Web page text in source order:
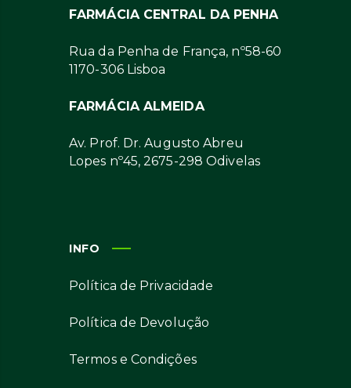
FARMÁCIA CENTRAL DA PENHA
Rua da Penha de França, nº58-60
1170-306 Lisboa
FARMÁCIA ALMEIDA
Av. Prof. Dr. Augusto Abreu
Lopes nº45, 2675-298 Odivelas
INFO
Política de Privacidade
Política de Devolução
Termos e Condições